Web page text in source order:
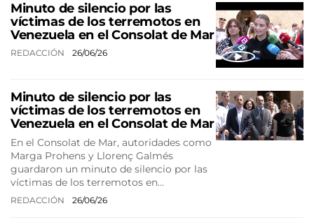
Minuto de silencio por las
víctimas de los terremotos en
Venezuela en el Consolat de Mar
REDACCIÓN 26/06/26
Minuto de silencio por las
víctimas de los terremotos en
Venezuela en el Consolat de Mar
En el Consolat de Mar, autoridades como
Marga Prohens y Llorenç Galmés
guardaron un minuto de silencio por las
víctimas de los terremotos en…
REDACCIÓN 26/06/26